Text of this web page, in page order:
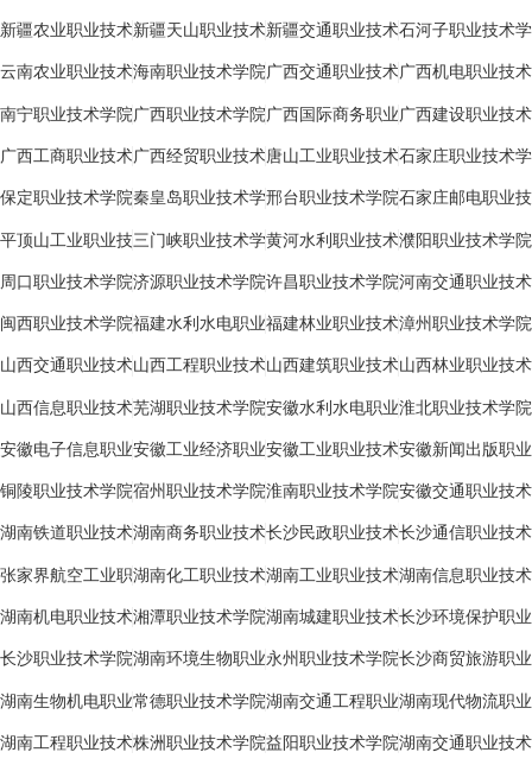
学院 学院
新疆农业职业技术
学院
新疆天山职业技术
学院
新疆交通职业技术
学院
石河子职业技术学
院
云南农业职业技术
学院
海南职业技术学院广西交通职业技术
学院
广西机电职业技术
学院
南宁职业技术学院 广西职业技术学院 广西国际商务职业
技术学院
广西建设职业技术
学院
广西工商职业技术
学院
广西经贸职业技术
学院
唐山工业职业技术
学院
石家庄职业技术学
院
保定职业技术学院秦皇岛职业技术学
院
邢台职业技术学院石家庄邮电职业技
术学院
平顶山工业职业技
术学院
三门峡职业技术学
院
黄河水利职业技术
学院
濮阳职业技术学院
周口职业技术学院济源职业技术学院许昌职业技术学院河南交通职业技术
学院
闽西职业技术学院福建水利水电职业
技术学院
福建林业职业技术
学院
漳州职业技术学院
山西交通职业技术
学院
山西工程职业技术
学院
山西建筑职业技术
学院
山西林业职业技术
学院
山西信息职业技术
学院
芜湖职业技术学院安徽水利水电职业
技术学院
淮北职业技术学院
安徽电子信息职业
技术学院
安徽工业经济职业
技术学院
安徽工业职业技术
学院
安徽新闻出版职业
技术学院
铜陵职业技术学院宿州职业技术学院淮南职业技术学院安徽交通职业技术
学院
湖南铁道职业技术
学院
湖南商务职业技术
学院
长沙民政职业技术
学院
长沙通信职业技术
学院
张家界航空工业职
业技术学院
湖南化工职业技术
学院
湖南工业职业技术
学院
湖南信息职业技术
学院
湖南机电职业技术
学院
湘潭职业技术学院湖南城建职业技术
学院
长沙环境保护职业
技术学院
长沙职业技术学院湖南环境生物职业
技术学院
永州职业技术学院长沙商贸旅游职业
技术学院
湖南生物机电职业
技术学院
常德职业技术学院湖南交通工程职业
技术学院
湖南现代物流职业
技术学院
湖南工程职业技术株洲职业技术学院益阳职业技术学院湖南交通职业技术